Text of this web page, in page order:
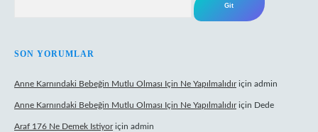
SON YORUMLAR
Anne Karnındaki Bebeğin Mutlu Olması Için Ne Yapılmalıdıriçin admin
Anne Karnındaki Bebeğin Mutlu Olması Için Ne Yapılmalıdıriçin Dede
Araf 176 Ne Demek Istiyoriçin admin